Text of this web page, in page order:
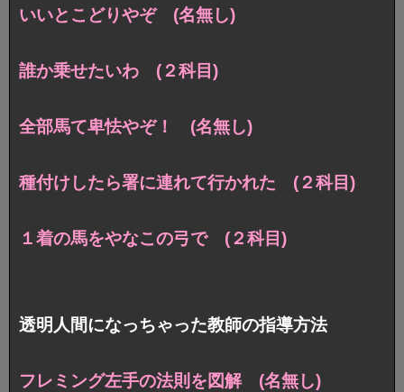
いいとこどりやぞ (名無し)
誰か乗せたいわ (２科目)
全部馬て卑怯やぞ！ (名無し)
種付けしたら署に連れて行かれた (２科目)
１着の馬をやなこの弓で (２科目)
透明人間になっちゃった教師の指導方法
フレミング左手の法則を図解 (名無し)